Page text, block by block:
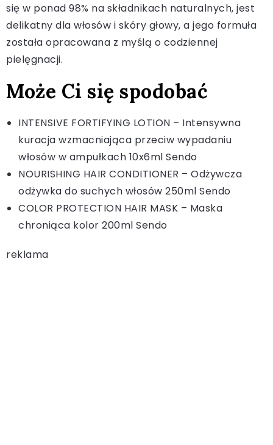
się w ponad 98% na składnikach naturalnych, jest
delikatny dla włosów i skóry głowy, a jego formuła
została opracowana z myślą o codziennej
pielęgnacji.
Może Ci się spodobać
INTENSIVE FORTIFYING LOTION – Intensywna
kuracja wzmacniająca przeciw wypadaniu
włosów w ampułkach 10x6ml Sendo
NOURISHING HAIR CONDITIONER – Odżywcza
odżywka do suchych włosów 250ml Sendo
COLOR PROTECTION HAIR MASK – Maska
chroniąca kolor 200ml Sendo
reklama